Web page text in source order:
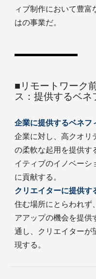
ィブ制作において豊
はの事業だ。
■リモートワーク
ス：提供するベネ
企業に提供するベネフ
企業に対し、高クオリ
の柔軟な起用を提供す
イティブのイノベーシ
に貢献する。
クリエイターに提供す
住む場所にとらわれず
アアップの機会を提供
通し、クリエイターが
現する。